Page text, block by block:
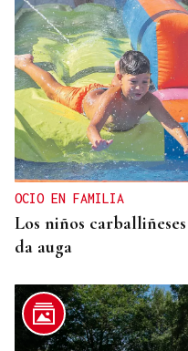
OCIO EN FAMILIA
Los niños
da auga